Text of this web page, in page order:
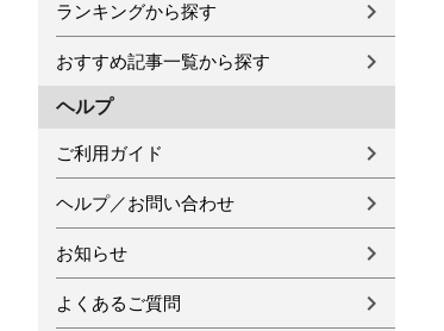
ランキングから探す
おすすめ記事一覧から探す
ヘルプ
ご利用ガイド
ヘルプ／お問い合わせ
お知らせ
よくあるご質問